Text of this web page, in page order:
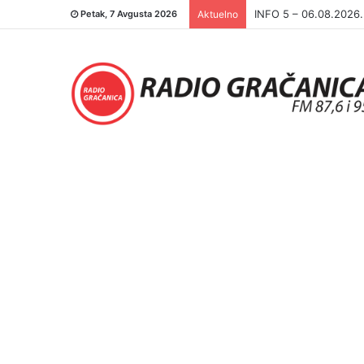
Petak, 7 Avgusta 2026 Aktuelno INFO 5 – 05.08.2026